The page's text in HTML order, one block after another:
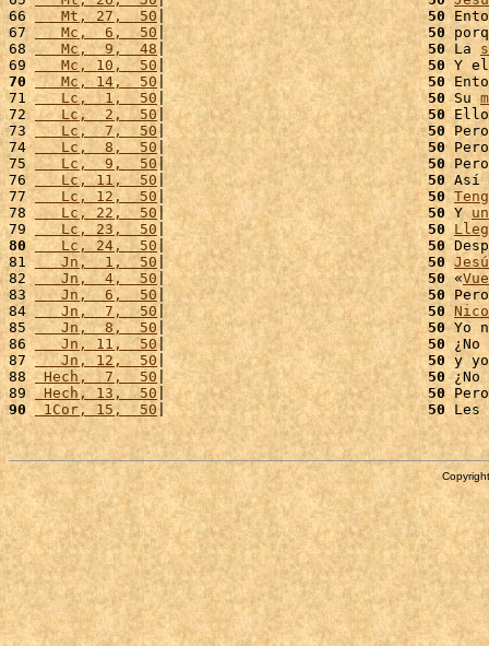
66
   Mt, 27,  50
| 50
67
   Mc,  6,  50
| 50
68
   Mc,  9,  48
| 50 La
69
   Mc, 10,  50
| 50 Y
70
   Mc, 14,  50
| 50
71
   Lc,  1,  50
| 50 Su
72
   Lc,  2,  50
| 50
73
   Lc,  7,  50
| 50
74
   Lc,  8,  50
| 50
75
   Lc,  9,  50
| 50
76
   Lc, 11,  50
| 50 Así
77
   Lc, 12,  50
| 50
78
   Lc, 22,  50
| 50 Y
79
   Lc, 23,  50
| 50
80
   Lc, 24,  50
| 50
81
   Jn,  1,  50
| 50
82
   Jn,  4,  50
| 50 «
83
   Jn,  6,  50
| 50
84
   Jn,  7,  50
| 50
85
   Jn,  8,  50
| 50 Yo
86
   Jn, 11,  50
| 50
87
   Jn, 12,  50
| 50 y
88 Hech,  7,  50 | 50 ¿No
89
Hech, 13,  50| 50
90
1Cor, 15,  50| 50 Les